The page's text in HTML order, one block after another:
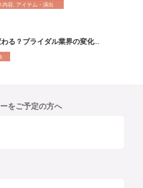
内容, アイテム・演出
る？ブライダル業界の変化...
をご予定の方へ